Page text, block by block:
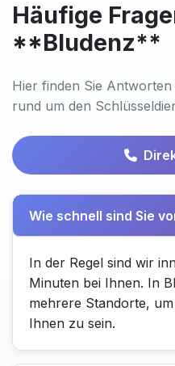
Häufige
**Bludenz**
Hier finden Sie
rund um den
Wie schnell sind Sie
In der Regel sind wir
Minuten bei Ihnen. In
mehrere Standorte,
Ihnen zu sein.